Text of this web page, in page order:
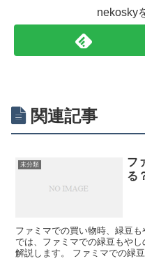
nekosky
関連記事
未分類
フ
る
ファミマでの買い物時、緑豆
では、ファミマでの緑豆もや
解説します。 ファミマでの緑